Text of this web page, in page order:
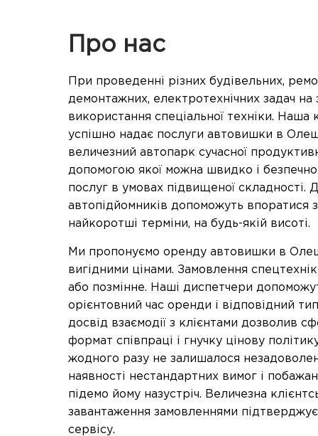
Про нас
При проведенні різних будівельних,
демонтажних, електротехнічних задач на
використання спеціальної техніки. Наша
успішно надає послуги автовишки в
величезний автопарк сучасної
допомогою якої можна швидко і
послуг в умовах підвищеної складності.
автопідйомників допоможуть впоратися
найкоротші терміни, на будь-якій висоті.
Ми пропонуємо оренду автовишки в
вигідними цінами. Замовлення
або позмінне. Наші диспетчери
орієнтовний час оренди і відповідний
досвід взаємодії з клієнтами дозволив
формат співпраці і гнучку цінову
жодного разу не залишалося
наявності нестандартних вимог і
підемо йому назустріч. Величезна
завантаження замовленнями
сервісу.